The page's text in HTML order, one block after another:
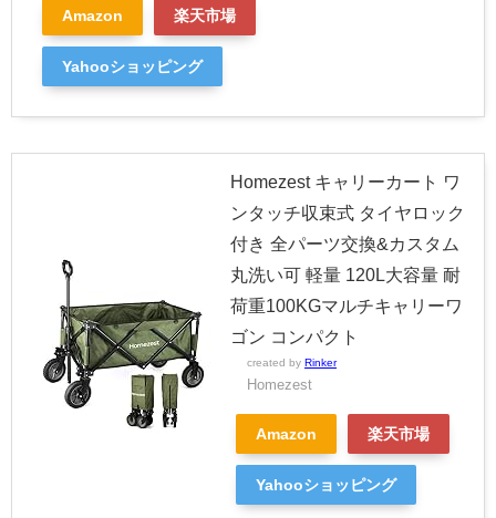
Amazon 楽天市場
Yahooショッピング
Homezest キャリーカート ワ
ンタッチ収束式 タイヤロック
付き 全パーツ交換&カスタム
丸洗い可 軽量 120L大容量 耐
荷重100KGマルチキャリーワ
ゴン コンパクト
created by Rinker
Homezest
Amazon 楽天市場
Yahooショッピング